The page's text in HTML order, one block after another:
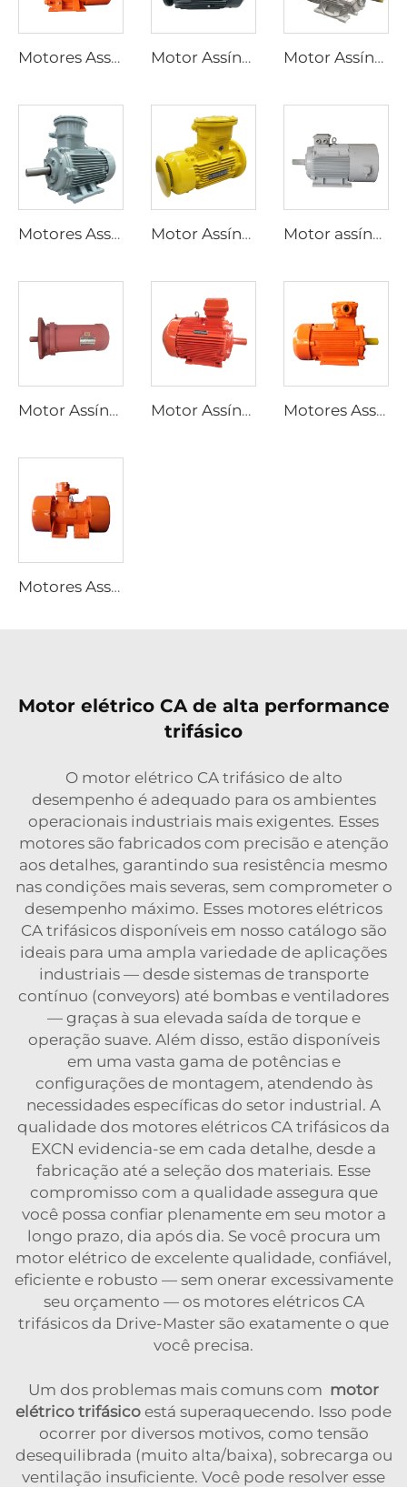
Motores Assíncronos Trifásicos à Prova de Explosão Série YBK3 para Minas Subterrâneas de Carvão Motor Assíncrono Trifásico à Prova de Explosão de Baixa Tensão de Alta Eficiência Ultra-Alta Série YBX5 Motor Assíncrono Trifásico à Prova de Explosão com Regulação de Velocidade por Frequência Variável Série YBBP
Motores Assíncronos Trifásicos à Prova de Explosão de Alta Eficiência Série YBX3 Motor Assíncrono Trifásico à Prova de Explosão de Baixa Tensão de Alta Eficiência Ultra-Alta Série YBX4 Motor assíncrono trifásico da série YP com regulagem de velocidade por frequência variável
Motor Assíncrono Trifásico para Atuadores Elétricos de Válvulas Série YBDF2 Motor Assíncrono Trifásico à Prova de Explosão de Poeira de Baixa Tensão de Alta Eficiência Série YFB4 Motores Assíncronos Trifásicos à Prova de Explosão de Poeira Série YFB3
Motores Assíncronos Trifásicos à Prova de Explosão Série YBZU para Fontes de Vibração
Motor elétrico CA de alta performance
trifásico
O motor elétrico CA trifásico de alto
desempenho é adequado para os ambientes
operacionais industriais mais exigentes. Esses
motores são fabricados com precisão e atenção
aos detalhes, garantindo sua resistência mesmo
nas condições mais severas, sem comprometer o
desempenho máximo. Esses motores elétricos
CA trifásicos disponíveis em nosso catálogo são
ideais para uma ampla variedade de aplicações
industriais — desde sistemas de transporte
contínuo (conveyors) até bombas e ventiladores
— graças à sua elevada saída de torque e
operação suave. Além disso, estão disponíveis
em uma vasta gama de potências e
configurações de montagem, atendendo às
necessidades específicas do setor industrial. A
qualidade dos motores elétricos CA trifásicos da
EXCN evidencia-se em cada detalhe, desde a
fabricação até a seleção dos materiais. Esse
compromisso com a qualidade assegura que
você possa confiar plenamente em seu motor a
longo prazo, dia após dia. Se você procura um
motor elétrico de excelente qualidade, confiável,
eficiente e robusto — sem onerar excessivamente
seu orçamento — os motores elétricos CA
trifásicos da Drive-Master são exatamente o que
você precisa.
Um dos problemas mais comuns com motor
elétrico trifásico está superaquecendo. Isso pode
ocorrer por diversos motivos, como tensão
desequilibrada (muito alta/baixa), sobrecarga ou
ventilação insuficiente. Você pode resolver esse